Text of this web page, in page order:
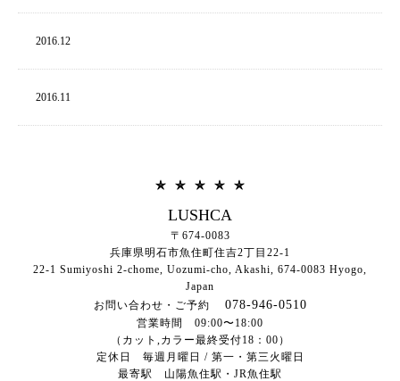
2016. 12
2016. 11
LUSHCA
〒674-0083
兵庫県明石市魚住町住吉2丁目22-1
22-1 Sumiyoshi 2-chome, Uozumi-cho, Akashi, 674-0083 Hyogo,
Japan
お問い合わせ・ご予約 078-946-0510
営業時間 09:00〜18:00
（カット,カラー最終受付18：00）
定休日 毎週月曜日 / 第一・第三火曜日
最寄駅 山陽魚住駅・JR魚住駅